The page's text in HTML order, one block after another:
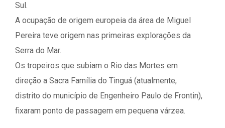
Sul.
A ocupação de origem europeia da área de Miguel
Pereira teve origem nas primeiras explorações da
Serra do Mar.
Os tropeiros que subiam o Rio das Mortes em
direção a Sacra Família do Tinguá (atualmente,
distrito do município de Engenheiro Paulo de Frontin),
fixaram ponto de passagem em pequena várzea.